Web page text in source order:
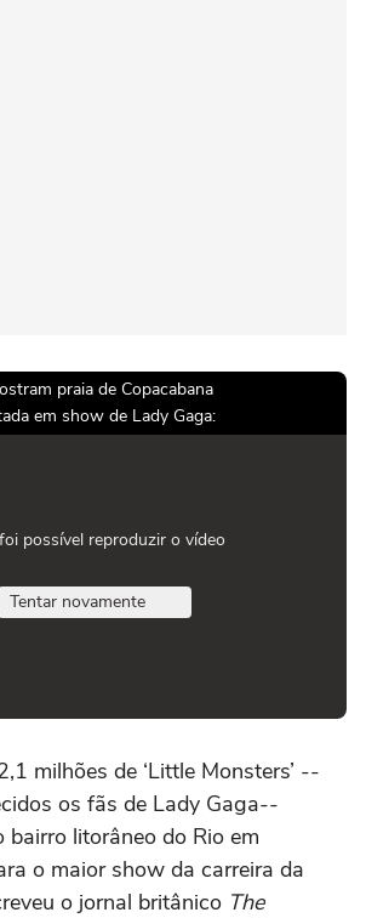
praia de Copacabana
em show de Lady Gaga:
possível reproduzir o vídeo
Tentar novamente
milhões de ‘Little Monsters’ --
os fãs de Lady Gaga--
litorâneo do Rio em
o maior show da carreira da
o jornal britânico The